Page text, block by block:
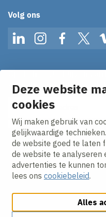
Deze website
cookies
Wij maken gebruik van
gelijkwaardige
de website goed te laten
de website te analyseren
advertenties te kunnen
lees ons cookiebeleid.
Alles
Volg ons
LinkedInInstagramFacebook
Ontvang onze nieuws
E-mailadres
Ik ga akkoord met het
Cookies aanpassenCookie